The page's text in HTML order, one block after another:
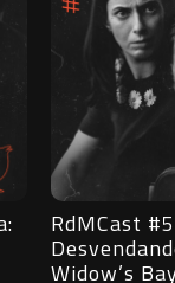
RdMCast
Morte